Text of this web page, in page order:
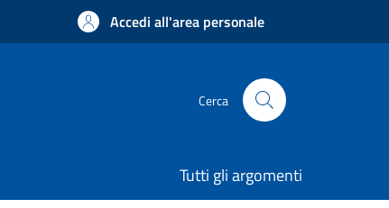
Accedi all'area personale
Cerca
Tutti gli argomenti